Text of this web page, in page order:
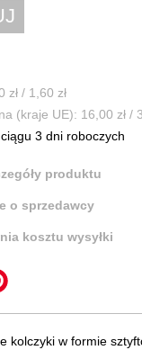
zł / 1,60 zł
(kraje UE): 16,00 zł /
3 dni roboczych
produktu
o sprzedawcy
kosztu wysyłki
kolczyki w formie